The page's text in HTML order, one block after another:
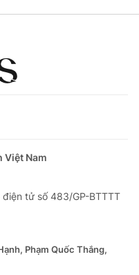
Việt Nam
tử số 483/GP-BTTTT
Phạm Quốc Thắng,